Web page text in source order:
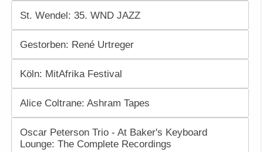
St. Wendel: 35. WND JAZZ
Gestorben: René Urtreger
Köln: MitAfrika Festival
Alice Coltrane: Ashram Tapes
Oscar Peterson Trio - At Baker's Keyboard
Lounge: The Complete Recordings